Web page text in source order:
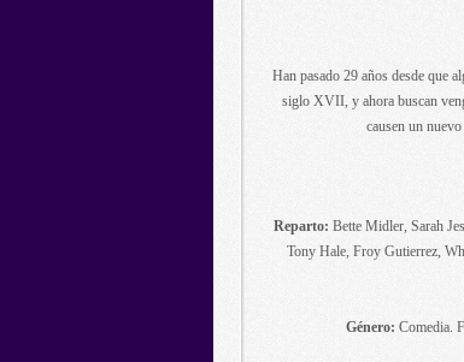
Han pasado 29 años desde que
siglo XVII, y ahora buscan
causen un
Reparto: Bette Midler, Sarah
Tony Hale, Froy Gutierrez,
Género: Comedia.